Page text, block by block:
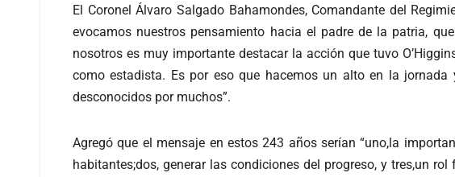
El Coronel Álvaro Salgado Bahamondes, Comandante del
evocamos nuestros pensamiento hacia el padre de la patria,
nosotros es muy importante destacar la acción que tuvo
como estadista. Es por eso que hacemos un alto en la
desconocidos por muchos”.
Agregó que el mensaje en estos 243 años serían “uno,la
habitantes;dos, generar las condiciones del progreso, y tres,un